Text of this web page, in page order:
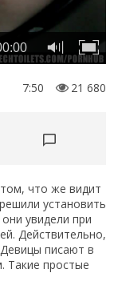
7:50 21 680
что же видит
установить
увидели при
Действительно,
писают в
Такие простые